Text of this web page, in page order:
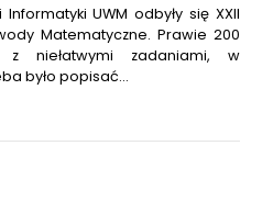
UWM odbyły się XXII
Matematyczne. Prawie 200
z niełatwymi zadaniami, w
było popisać…